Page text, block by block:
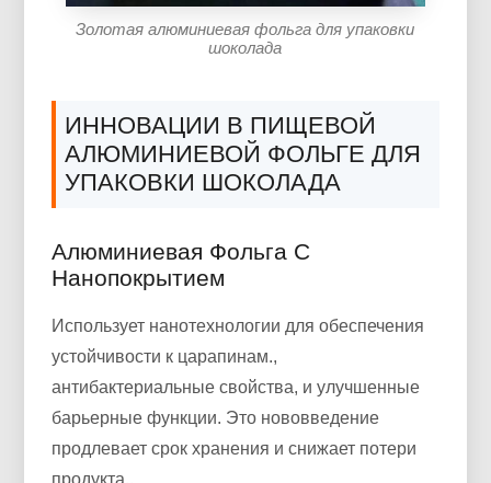
Золотая алюминиевая фольга для упаковки
шоколада
ИННОВАЦИИ В ПИЩЕВОЙ
АЛЮМИНИЕВОЙ ФОЛЬГЕ ДЛЯ
УПАКОВКИ ШОКОЛАДА
Алюминиевая Фольга С
Нанопокрытием
Использует нанотехнологии для обеспечения
устойчивости к царапинам.,
антибактериальные свойства, и улучшенные
барьерные функции. Это нововведение
продлевает срок хранения и снижает потери